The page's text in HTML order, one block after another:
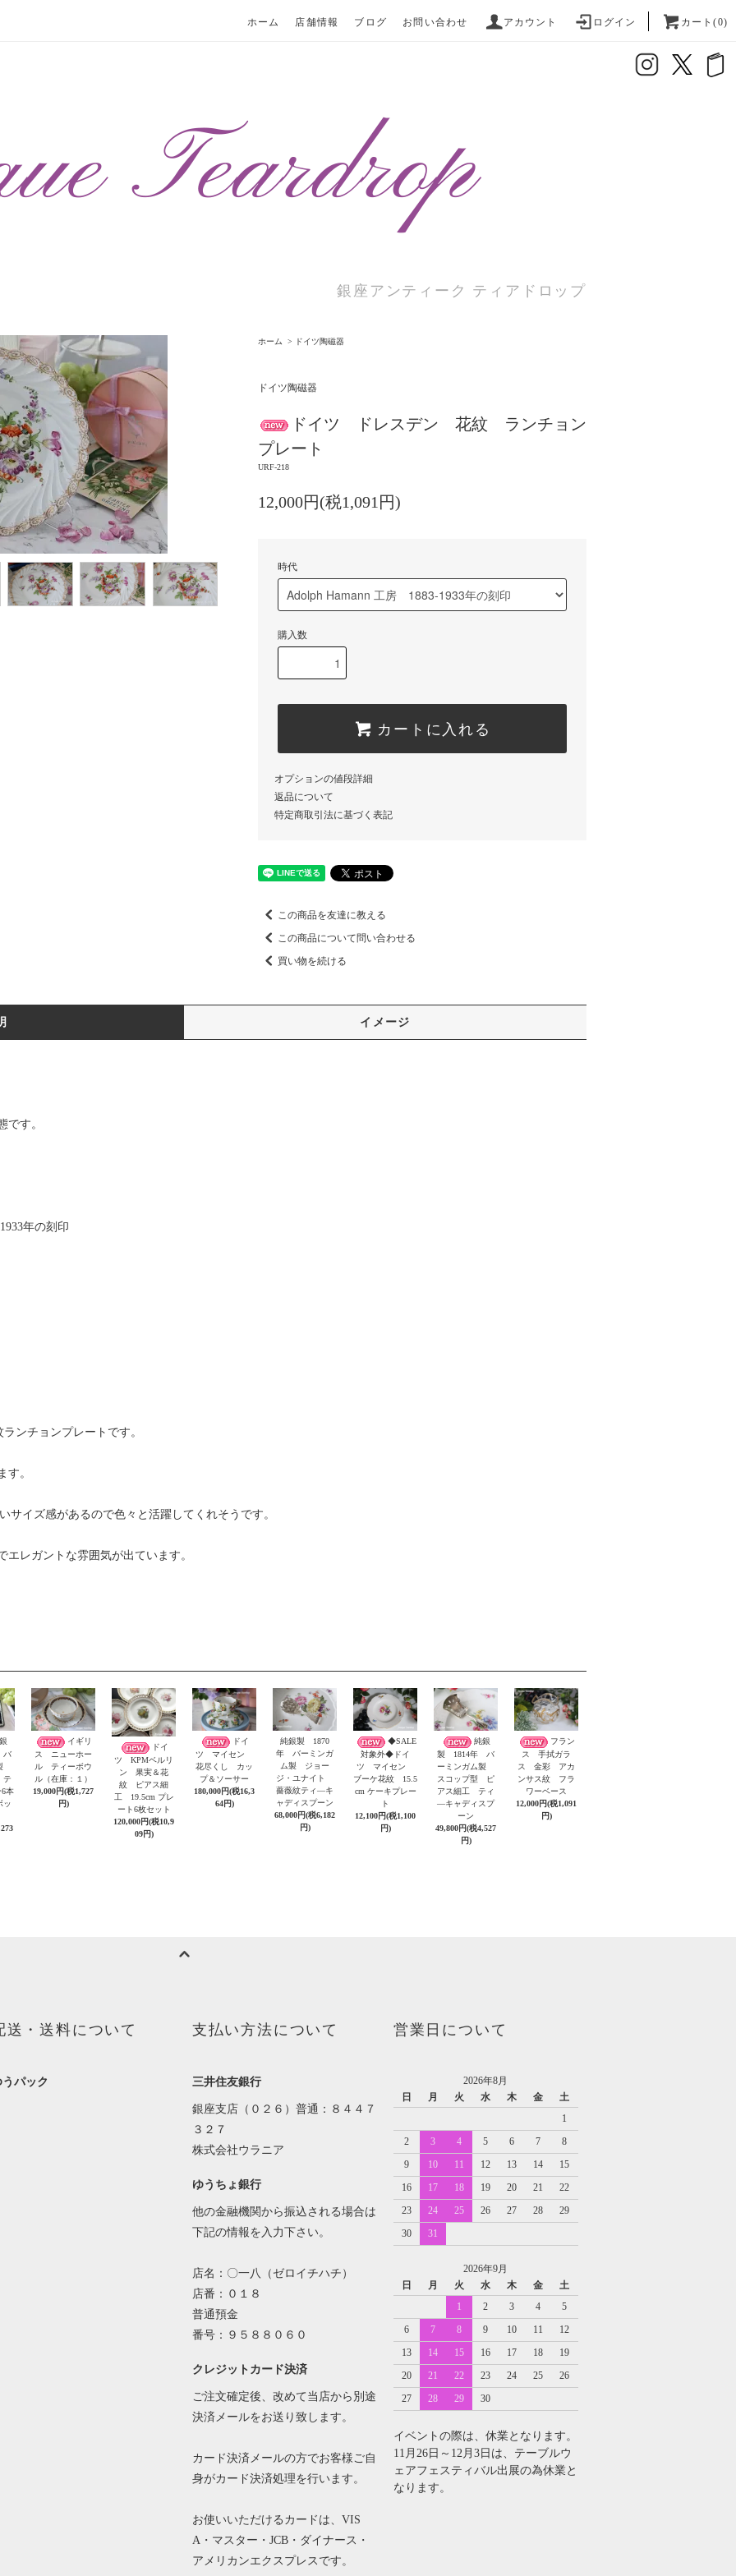
ホーム 店舗情報 ブログ お問い合わせ アカウント ログイン カート(0)
銀座アンティーク ティアドロップ
ホーム > ドイツ陶磁器
ドイツ陶磁器
ドイツ ドレスデン 花紋 ランチョン
プレート
URF-218
12,000円(税1,091円)
時代
購入数
カートに入れる
オプションの値段詳細
返品について
特定商取引法に基づく表記
この商品を友達に教える
この商品について問い合わせる
買い物を続ける
イメージ
です。
年の刻印
ンチョンプレートです。
す。
サイズ感があるので色々と活躍してくれそうです。
レガントな雰囲気が出ています。
バ
テ
本
ッ
イギリ
ス ニューホー
ル ティーボウ
ル（在庫：１）
19,000円(税1,727
円)
ドイ
ツ KPMベルリ
ン 果実＆花
紋 ピアス細
工 19.5cm プレ
ート6枚セット
120,000円(税10,9
09円)
ドイ
ツ マイセン
花尽くし カッ
プ＆ソーサー
180,000円(税16,3
64円)
純銀製 1870
年 バーミンガ
ム製 ジョー
ジ・ユナイト
薔薇紋ティ―キ
ャディスプーン
68,000円(税6,182
円)
◆SALE
対象外◆ドイ
ツ マイセン
ブーケ花紋 15.5
cm ケーキプレー
ト
12,100円(税1,100
円)
純銀
製 1814年 バ
ーミンガム製
スコップ型 ピ
アス細工 ティ
―キャディスプ
ーン
49,800円(税4,527
円)
フラン
ス 手拭ガラ
ス 金彩 アカ
ンサス紋 フラ
ワーベース
12,000円(税1,091
円)
送・送料について
うパック
支払い方法について
三井住友銀行
銀座支店（０２６）普通：８４４７
３２７
株式会社ウラニア
ゆうちょ銀行
他の金融機関から振込される場合は
下記の情報を入力下さい。
店名：〇一八（ゼロイチハチ）
店番：０１８
普通預金
番号：９５８８０６０
クレジットカード決済
ご注文確定後、改めて当店から別途
決済メールをお送り致します。
カード決済メールの方でお客様ご自
身がカード決済処理を行います。
お使いいただけるカードは、VIS
A・マスター・JCB・ダイナース・
アメリカンエクスプレスです。
営業日について
2026年8月
日
月 火 水 木 金
土
1
2
3 4 5 6 7
8
9
10 11 12 13 14
15
16
17 18 19 20 21
22
23
24 25 26 27 28
29
30
31
2026年9月
日
月 火 水 木 金
土
1
2 3 4
5
6
7 8 9 10 11
12
13
14 15 16 17 18
19
20
21 22 23 24 25
26
27
28 29 30
イベントの際は、休業となります。
11月26日～12月3日は、テーブルウ
ェアフェスティバル出展の為休業と
なります。